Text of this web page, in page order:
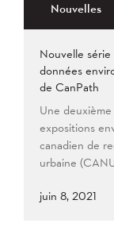
Nouvelles
Nouvelle
données
de CanPath
Une
expositions
canadien de
urbaine
juin 8, 2021